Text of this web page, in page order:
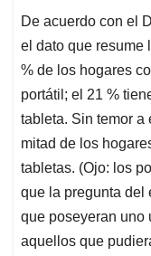
De acuerdo con el
el dato que resume
% de los hogares
portátil; el 21 %
tableta. Sin temor a
mitad de los
tabletas. (Ojo: los
que la pregunta del
que poseyeran uno
aquellos que